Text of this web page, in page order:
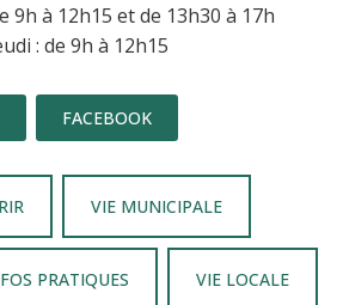
9h à 12h15 et de 13h30 à 17h
: de 9h à 12h15
FACEBOOK
VIE MUNICIPALE
PRATIQUES VIE LOCALE